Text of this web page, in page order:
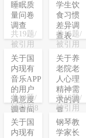
睡眠质
量问卷
调查
共19题/
被引用
77次
学生饮
食习惯
差异调
查表
共15题/
被引用
21次
关于国
内现有
音乐APP
的用户
满意度
调查问
卷
共10题/
被引用8
次
关于养
老院老
人心理
精神需
求的调
查
共12题/
被引用
13次
关于国
内现有
钢琴教
学家长